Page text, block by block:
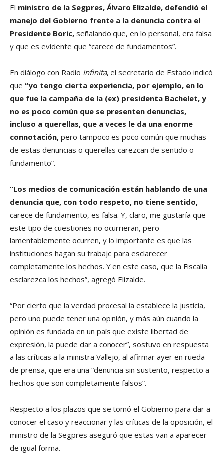
El ministro de la Segpres, Álvaro Elizalde, defendió el
manejo del Gobierno frente a la denuncia contra el
Presidente Boric, señalando que, en lo personal, era falsa
y que es evidente que “carece de fundamentos”.
En diálogo con Radio Infinita, el secretario de Estado indicó
que “yo tengo cierta experiencia, por ejemplo, en lo
que fue la campaña de la (ex) presidenta Bachelet, y
no es poco común que se presenten denuncias,
incluso a querellas, que a veces le da una enorme
connotación, pero tampoco es poco común que muchas
de estas denuncias o querellas carezcan de sentido o
fundamento”.
“Los medios de comunicación están hablando de una
denuncia que, con todo respeto, no tiene sentido,
carece de fundamento, es falsa. Y, claro, me gustaría que
este tipo de cuestiones no ocurrieran, pero
lamentablemente ocurren, y lo importante es que las
instituciones hagan su trabajo para esclarecer
completamente los hechos. Y en este caso, que la Fiscalía
esclarezca los hechos”, agregó Elizalde.
“Por cierto que la verdad procesal la establece la justicia,
pero uno puede tener una opinión, y más aún cuando la
opinión es fundada en un país que existe libertad de
expresión, la puede dar a conocer”, sostuvo en respuesta
a las críticas a la ministra Vallejo, al afirmar ayer en rueda
de prensa, que era una “denuncia sin sustento, respecto a
hechos que son completamente falsos”.
Respecto a los plazos que se tomó el Gobierno para dar a
conocer el caso y reaccionar y las críticas de la oposición, el
ministro de la Segpres aseguró que estas van a aparecer
de igual forma.